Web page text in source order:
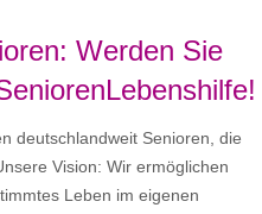
Werden Sie
deutschlandweit Senioren, die
Vision: Wir ermöglichen
Leben im eigenen